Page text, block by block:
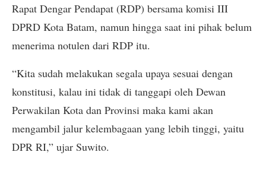
Rapat Dengar Pendapat (RDP) bersama komisi III
DPRD Kota Batam, namun hingga saat ini pihak belum
menerima notulen dari RDP itu.
“Kita sudah melakukan segala upaya sesuai dengan
konstitusi, kalau ini tidak di tanggapi oleh Dewan
Perwakilan Kota dan Provinsi maka kami akan
mengambil jalur kelembagaan yang lebih tinggi, yaitu
DPR RI,” ujar Suwito.